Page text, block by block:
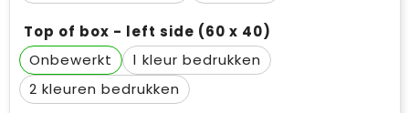
Top of box - left side (60 x 40)
Onbewerkt
1
2